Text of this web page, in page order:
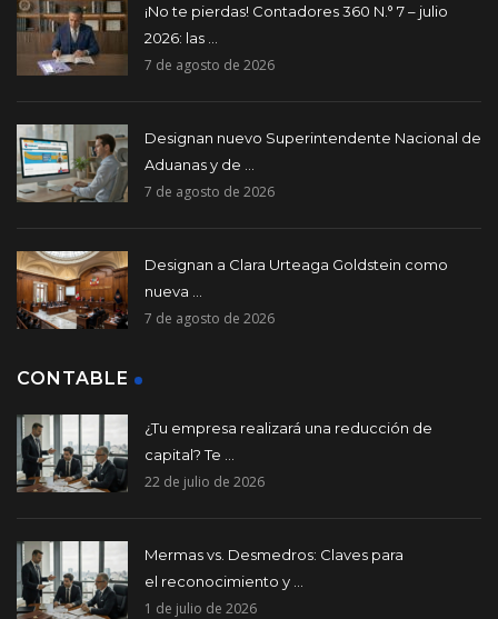
¡No te pierdas! Contadores 360 N.° 7 – julio
2026: las ...
7 de agosto de 2026
Designan nuevo Superintendente Nacional de
Aduanas y de ...
7 de agosto de 2026
Designan a Clara Urteaga Goldstein como
nueva ...
7 de agosto de 2026
CONTABLE
¿Tu empresa realizará una reducción de
capital? Te ...
22 de julio de 2026
Mermas vs. Desmedros: Claves para
el reconocimiento y ...
1 de julio de 2026